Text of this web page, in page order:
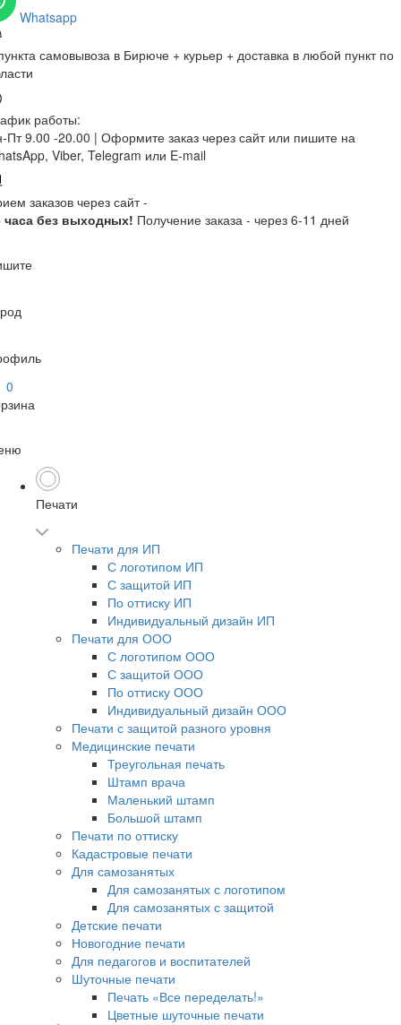
Whatsapp
самовывоза в Бирюче + курьер + доставка в любой пункт по
работы:
Пт 9.00 -20.00 | Оформите заказ через сайт или пишите на
Viber, Telegram или E-mail
заказов через сайт -
часа без выходных! Получение заказа - через 6-11 дней
0
Печати
Печати для ИП
С логотипом ИП
С защитой ИП
По оттиску ИП
Индивидуальный дизайн ИП
Печати для ООО
С логотипом ООО
С защитой ООО
По оттиску ООО
Индивидуальный дизайн ООО
Печати с защитой разного уровня
Медицинские печати
Треугольная печать
Штамп врача
Маленький штамп
Большой штамп
Печати по оттиску
Кадастровые печати
Для самозанятых
Для самозанятых с логотипом
Для самозанятых с защитой
Детские печати
Новогодние печати
Для педагогов и воспитателей
Шуточные печати
Печать «Все переделать!»
Цветные шуточные печати